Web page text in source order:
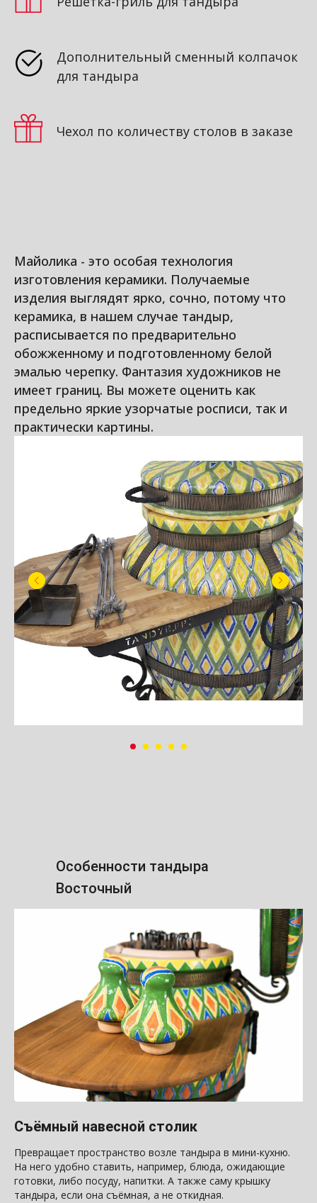
Дополнительный сменный колпачок
для тандыра
Чехол по количеству столов в заказе
Майолика - это особая технология
изготовления керамики. Получаемые
изделия выглядят ярко, сочно, потому что
керамика, в нашем случае тандыр,
расписывается по предварительно
обожженному и подготовленному белой
эмалью черепку. Фантазия художников не
имеет границ. Вы можете оценить как
предельно яркие узорчатые росписи, так и
практически картины.
Особенности тандыра
Восточный
Съёмный навесной столик
Превращает пространство возле тандыра в мини-кухню.
На него удобно ставить, например, блюда, ожидающие
готовки, либо посуду, напитки. А также саму крышку
тандыра, если она съёмная, а не откидная.